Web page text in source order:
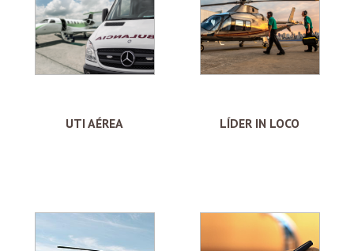
UTI AÉREA LÍDER IN LOCO